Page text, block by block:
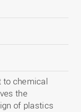
to chemical
the
of plastics